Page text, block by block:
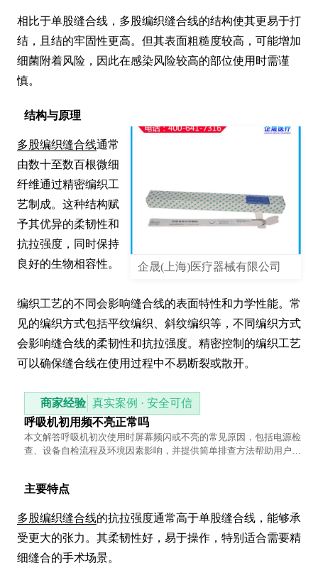
相比于单股缝合线，多股编织缝合线的结构使其更易于打
结，且结的牢固性更高。但其表面粗糙度较高，可能增加
细菌附着风险，因此在感染风险较高的部位使用时需谨
慎。
结构与原理
企晟(上海)医疗器械有限公司
多股编织缝合线通常
由数十至数百根微细
纤维通过精密编织工
艺制成。这种结构赋
予其优异的柔韧性和
抗拉强度，同时保持
良好的生物相容性。
编织工艺的不同会影响缝合线的表面特性和力学性能。常
见的编织方式包括平纹编织、斜纹编织等，不同编织方式
会影响缝合线的柔韧性和抗拉强度。精密控制的编织工艺
可以确保缝合线在使用过程中不易断裂或散开。
商家经验 真实案例 · 安全可信
呼吸机初用频不亮正常吗
本文解答呼吸机初次使用时屏幕频闪或不亮的常见原因，包括电源检
查、设备自检流程及环境因素影响，并提供简单排查方法帮助用户快
主要特点
多股编织缝合线的抗拉强度通常高于单股缝合线，能够承
受更大的张力。其柔韧性好，易于操作，特别适合需要精
细缝合的手术场景。